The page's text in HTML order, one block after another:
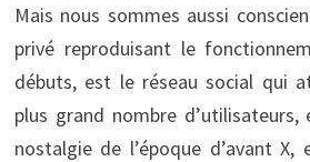
Mais nous sommes aussi
privé reproduisant le
débuts, est le réseau social qui
plus grand nombre
nostalgie de l’époque d’avant